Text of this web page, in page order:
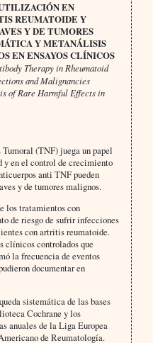
EN
REUMATOIDE Y
Y DE TUMORES
Y METANÁLISIS
EN ENSAYOS CLÍNICOS
Therapy in Rheumatoid
and Malignancies
of Rare Harmful Effects in
(TNF) juega un papel
y en el control de crecimiento
anti TNF pueden
y de tumores malignos.
los tratamientos con
de riesgo de sufrir infecciones
con artritis reumatoide.
clínicos controlados que
la frecuencia de eventos
documentar en
sistemática de las bases
Cochrane y los
anuales de la Liga Europea
de Reumatología.